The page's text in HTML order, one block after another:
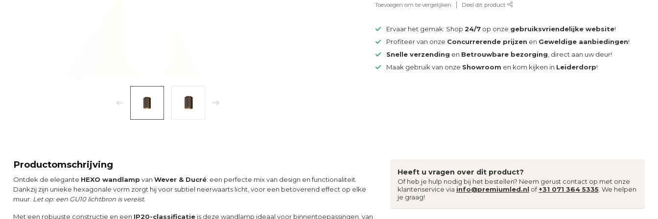
Toevoegen om te vergelijken Deel dit product
Ervaar het gemak: Shop24/7 op onze gebruiksvriendelijke website!
Profiteer van onze Concurrerende prijzen en Geweldige aanbiedingen!
Snelle verzending en Betrouwbare bezorging , direct aan uw deur!
Maak gebruik van onze Showroom en kom kijken in Leiderdorp!
Productomschrijving
Ontdek de elegante HEXO wandlamp van Wever & Ducré: een perfecte mix van design en functionaliteit.
Dankzij zijn unieke hexagonale vorm zorgt hij voor subtiel neerwaarts licht, voor een betoverend effect op elke
muur. Let op: een GU10 lichtbron is vereist.
Met een robuuste constructie en een IP20-classificatie is deze wandlamp ideaal voor binnentoepassingen, van
Heeft u vragen over dit product?
Of heb je hulp nodig bij het bestellen? Neem gerust contact op met onze
klantenservice via info@premiumled.nl of+31 071 364 5335 . We helpen
je graag!